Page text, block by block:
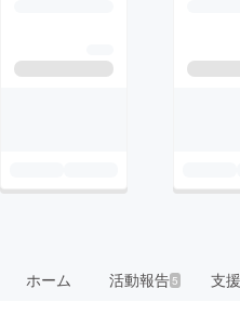
ホーム 活動報告5 支